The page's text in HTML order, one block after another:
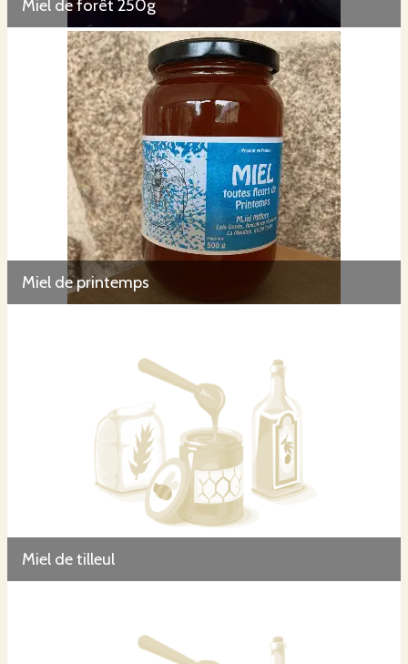
Miel de forêt 250g
Miel de printemps
Miel de tilleul